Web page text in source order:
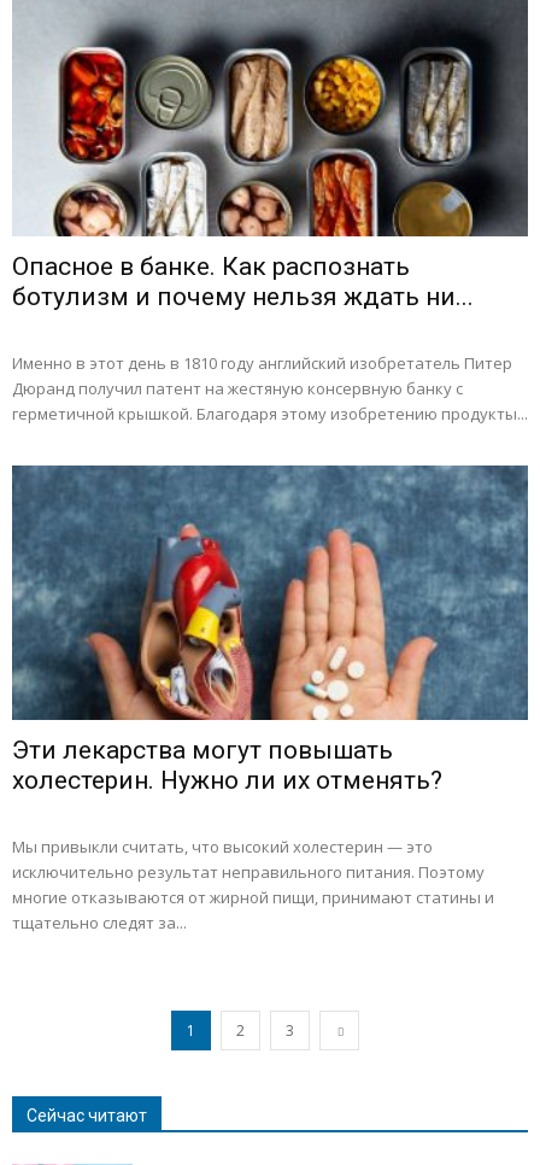
Опасное в банке. Как распознать
ботулизм и почему нельзя ждать ни...
Именно в этот день в 1810 году английский изобретатель Питер
Дюранд получил патент на жестяную консервную банку с
герметичной крышкой. Благодаря этому изобретению продукты...
Эти лекарства могут повышать
холестерин. Нужно ли их отменять?
Мы привыкли считать, что высокий холестерин — это
исключительно результат неправильного питания. Поэтому
многие отказываются от жирной пищи, принимают статины и
тщательно следят за...
1 2 3
Сейчас читают